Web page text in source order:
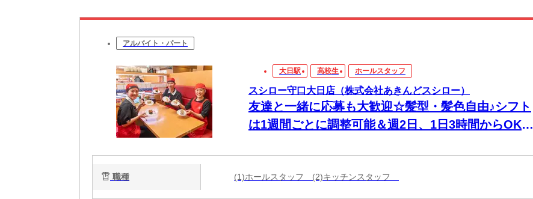
アルバイト・パート
大日駅 高校生 ホールスタッフ
スシロー守口大日店（株式会社あきんどスシロー）
友達と一緒に応募も大歓迎☆髪型・髪色自由♪シフト
は1週間ごとに調整可能＆週2日、1日3時間からOK！
職種 (1)ホールスタッフ (2)キッチンスタッフ